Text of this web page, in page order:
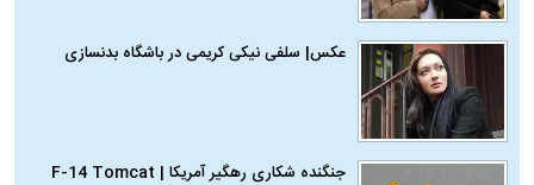
عکس| سلفی نیکی کریمی در باشگاه بدنسازی
جنگنده شکاری رهگیر آمریکا | F-14 Tomcat